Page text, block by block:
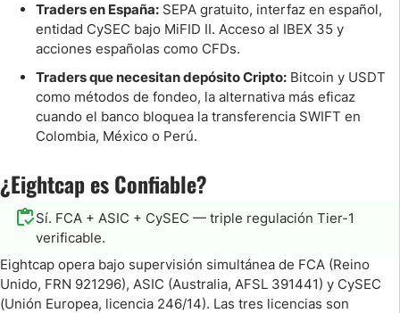
Traders en España: SEPA gratuito, interfaz en español,
entidad CySEC bajo MiFID II. Acceso al IBEX 35 y
acciones españolas como CFDs.
Traders que necesitan depósito Cripto: Bitcoin y USDT
como métodos de fondeo, la alternativa más eficaz
cuando el banco bloquea la transferencia SWIFT en
Colombia, México o Perú.
¿Eightcap es Confiable?
Sí. FCA + ASIC + CySEC — triple regulación Tier-1
verificable.
Eightcap opera bajo supervisión simultánea de FCA (Reino
Unido, FRN 921296), ASIC (Australia, AFSL 391441) y CySEC
(Unión Europea, licencia 246/14). Las tres licencias son